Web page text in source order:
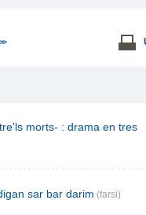
>>
morts- : drama en tres
sar bar darim (farsi)